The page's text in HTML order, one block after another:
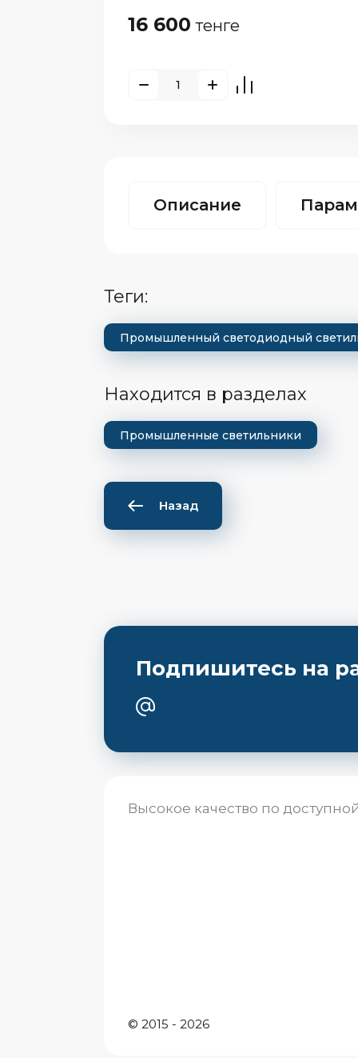
16 600 тенге
Описание
теги:
Промышленный светодиодный
Находится в разделах
Промышленные светильники
Назад
Высокое качество по
© 2015 - 2026
Подпишитесь на